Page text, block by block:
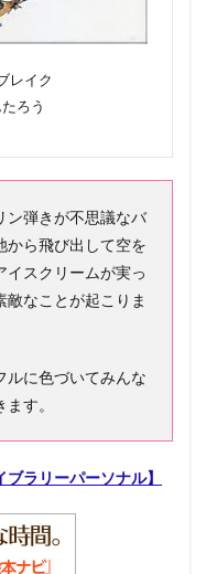
レイク
ろう
ン弾きが不思議なバ
から飛び出して空を
イスクリームが実っ
敵なことが起こりま
ルに色づいてみんな
す。
ラリーパーソナル】